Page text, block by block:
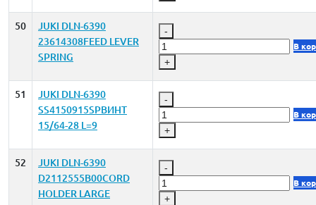
50
JUKI DLN-6390
23614308FEED LEVER
SPRING
-
+
В
51
JUKI DLN-6390
SS4150915SPВИНТ
15/64-28 L=9
-
+
В
52
JUKI DLN-6390
D2112555B00CORD
HOLDER LARGE
-
+
В